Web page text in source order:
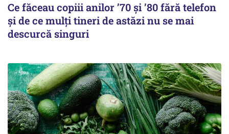
Ce făceau copiii anilor ’70 și ’80 fără telefon
și de ce mulți tineri de astăzi nu se mai
descurcă singuri